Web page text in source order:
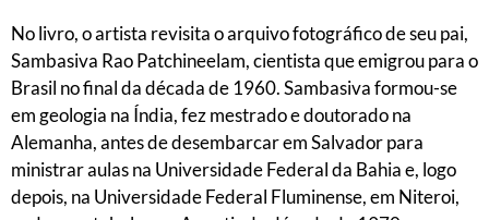
No livro, o artista revisita o arquivo fotográfico de seu pai,
Sambasiva Rao Patchineelam, cientista que emigrou para o
Brasil no final da década de 1960. Sambasiva formou-se
em geologia na Índia, fez mestrado e doutorado na
Alemanha, antes de desembarcar em Salvador para
ministrar aulas na Universidade Federal da Bahia e, logo
depois, na Universidade Federal Fluminense, em Niteroi,